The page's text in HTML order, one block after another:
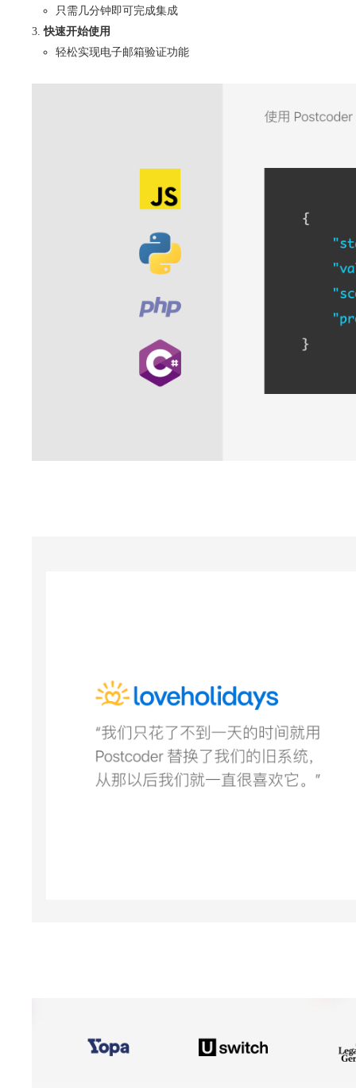
只需几分钟即可完成集成
快速开始使用
轻松实现电子邮箱验证功能